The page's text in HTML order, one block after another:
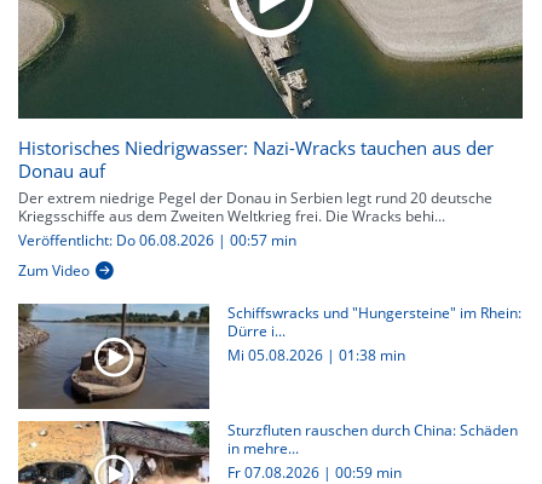
Historisches Niedrigwasser: Nazi-Wracks tauchen aus der
Donau auf
Der extrem niedrige Pegel der Donau in Serbien legt rund 20 deutsche
Kriegsschiffe aus dem Zweiten Weltkrieg frei. Die Wracks behi...
Veröffentlicht: Do 06.08.2026 | 00:57 min
Zum Video
Schiffswracks und "Hungersteine" im Rhein:
Dürre i...
Mi 05.08.2026 | 01:38 min
Sturzfluten rauschen durch China: Schäden
in mehre...
Fr 07.08.2026 | 00:59 min